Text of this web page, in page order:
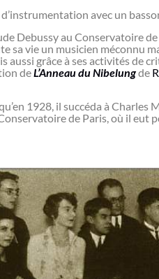
avec un
Debussy au Conservatoire
sa vie un musicien méconnu
aussi grâce à ses activités de
deL’Anneau du Nibelungde
1928, il succéda à
de Paris, où il eut